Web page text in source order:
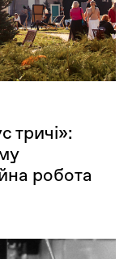
тричі»:
робота